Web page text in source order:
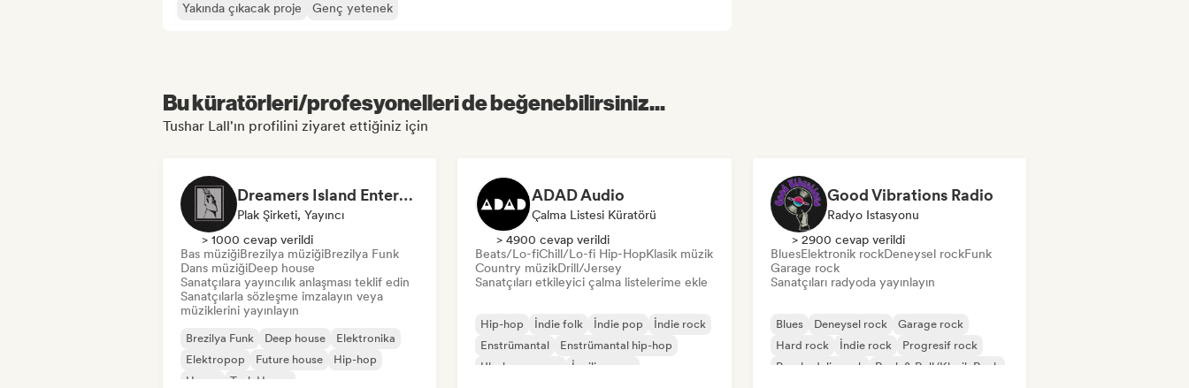
Yakında çıkacak proje
Genç yetenek
Bu küratörleri/profesyonelleri de beğenebilirsiniz...
Tushar Lall'ın profilini ziyaret ettiğiniz için
Dreamers Island Entertainment
Plak Şirketi, Yayıncı
> 1000 cevap verildi
Bas müziğiBrezilya müziğiBrezilya Funk
Dans müziğiDeep house
Sanatçılara yayıncılık anlaşması teklif edin
Sanatçılarla sözleşme imzalayın veya
müziklerini yayınlayın
Brezilya Funk Deep house
Elektronika
Elektropop
Future house
Hip-hop
House
Tech House
ADAD Audio
Çalma Listesi Küratörü
> 4900 cevap verildi
Beats/Lo-fiChill/Lo-fi Hip-HopKlasik müzik
Country müzikDrill/Jersey
Sanatçıları etkileyici çalma listelerime ekle
Hip-hop İndie folk İndie pop
İndie rock
Enstrümantal
Enstrümantal hip-hop
Uluslararası rap
İngilizce rap
Good Vibrations Radio
Radyo Istasyonu
> 2900 cevap verildi
BluesElektronik rockDeneysel rockFunk
Garage rock
Sanatçıları radyoda yayınlayın
Blues Deneysel rock
Garage rock
Hard rock
İndie rock
Progresif rock
Psychedelic rock
Rock & Roll/Klasik Rock